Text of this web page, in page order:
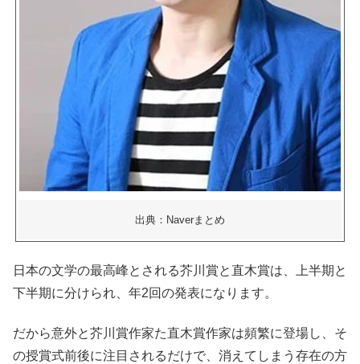
出典：Naverまとめ
日本の文学の最高峰とされる芥川賞と直木賞は、上半期と
下半期に分けられ、年2回の発表になります。
だから意外と芥川賞作家た直木賞作家は頻繁に登場し、そ
の授賞式前後に注目されるだけで、消えてしまう存在の方